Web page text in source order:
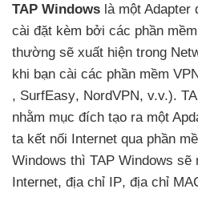
TAP Windows là một Adapter
cài đặt kèm bởi các phần
thường sẽ xuất hiện trong
khi bạn cài các phần mềm
, SurfEasy, NordVPN, v.v.).
nhằm mục đích tạo ra một
ta kết nối Internet qua phần
Windows thì TAP Windows sẽ
Internet, địa chỉ IP, địa chỉ